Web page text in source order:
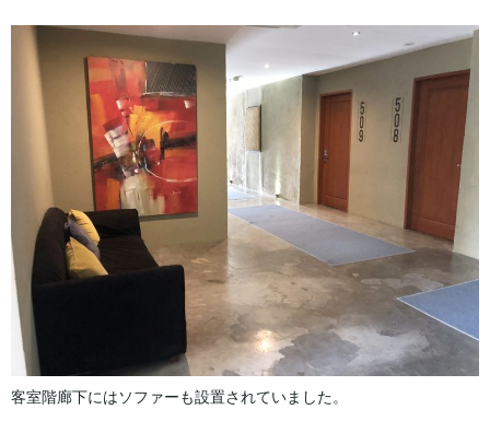
客室階廊下にはソファーも設置されていました。